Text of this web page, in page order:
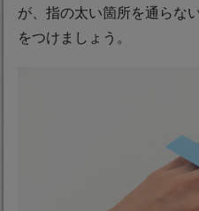
が、指の太い箇所を通らな
をつけましょう。